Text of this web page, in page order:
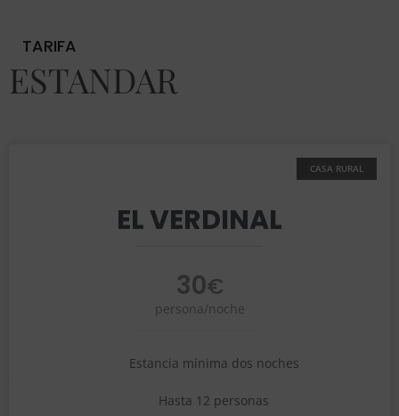
TARIFA
ESTANDAR
EL VERDINAL
30€
persona/noche
Estancia mínima dos noches
Hasta 12 personas